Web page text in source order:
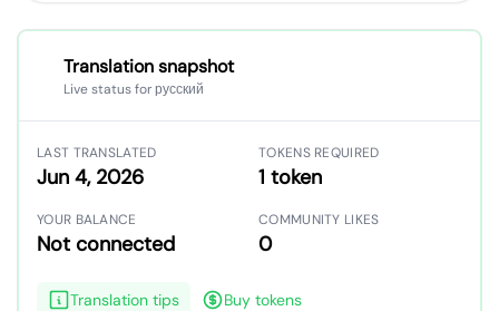
Translation snapshot
Live status for русский
LAST TRANSLATED
Jun 4, 2026
TOKENS REQUIRED
1 token
YOUR BALANCE
Not connected
COMMUNITY LIKES
0
Translation tips Buy tokens